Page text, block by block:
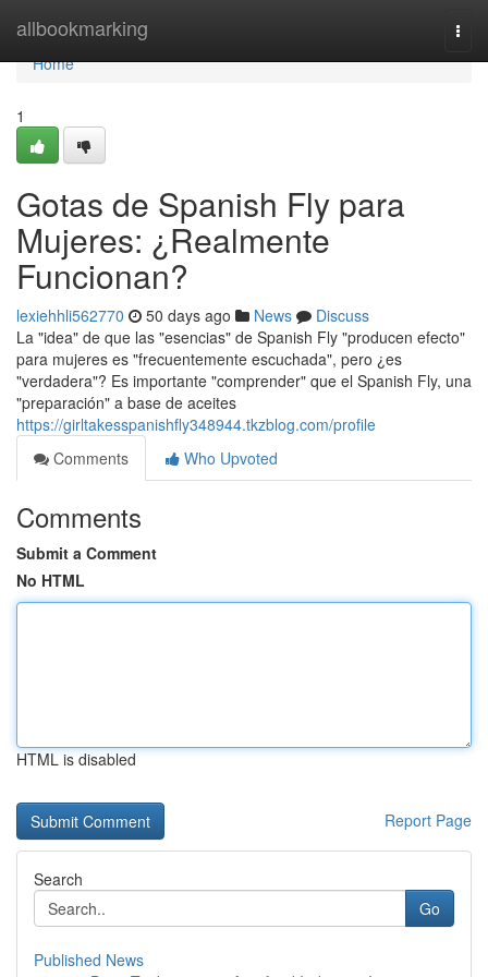
allbookmarking
Home
Home
1
Gotas de Spanish Fly para
Mujeres: ¿Realmente
Funcionan?
lexiehhli562770 50 days ago News
Discuss
La "idea" de que las "esencias" de Spanish Fly "producen efecto"
para mujeres es "frecuentemente escuchada", pero ¿es
"verdadera"? Es importante "comprender" que el Spanish Fly, una
"preparación" a base de aceites
https://girltakesspanishfly348944.tkzblog.com/profile
Comments
Who Upvoted
Comments
Submit a Comment
No HTML
HTML is disabled
Report Page
Search
Go
Published News